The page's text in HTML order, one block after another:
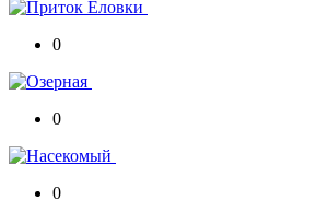
0
0
0